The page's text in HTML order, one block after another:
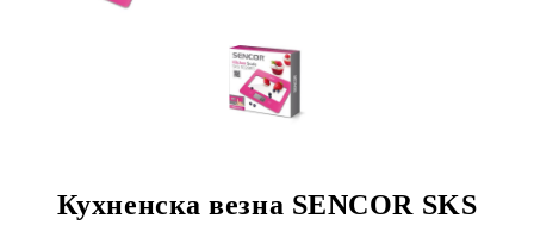
Кухненска везна SENCOR SKS